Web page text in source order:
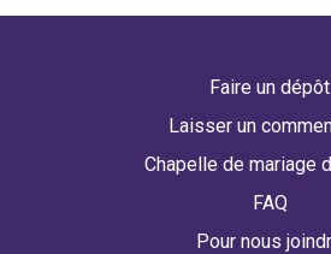
Faire un dépôt
Laisser un
Chapelle de mariage
FAQ
Pour nous